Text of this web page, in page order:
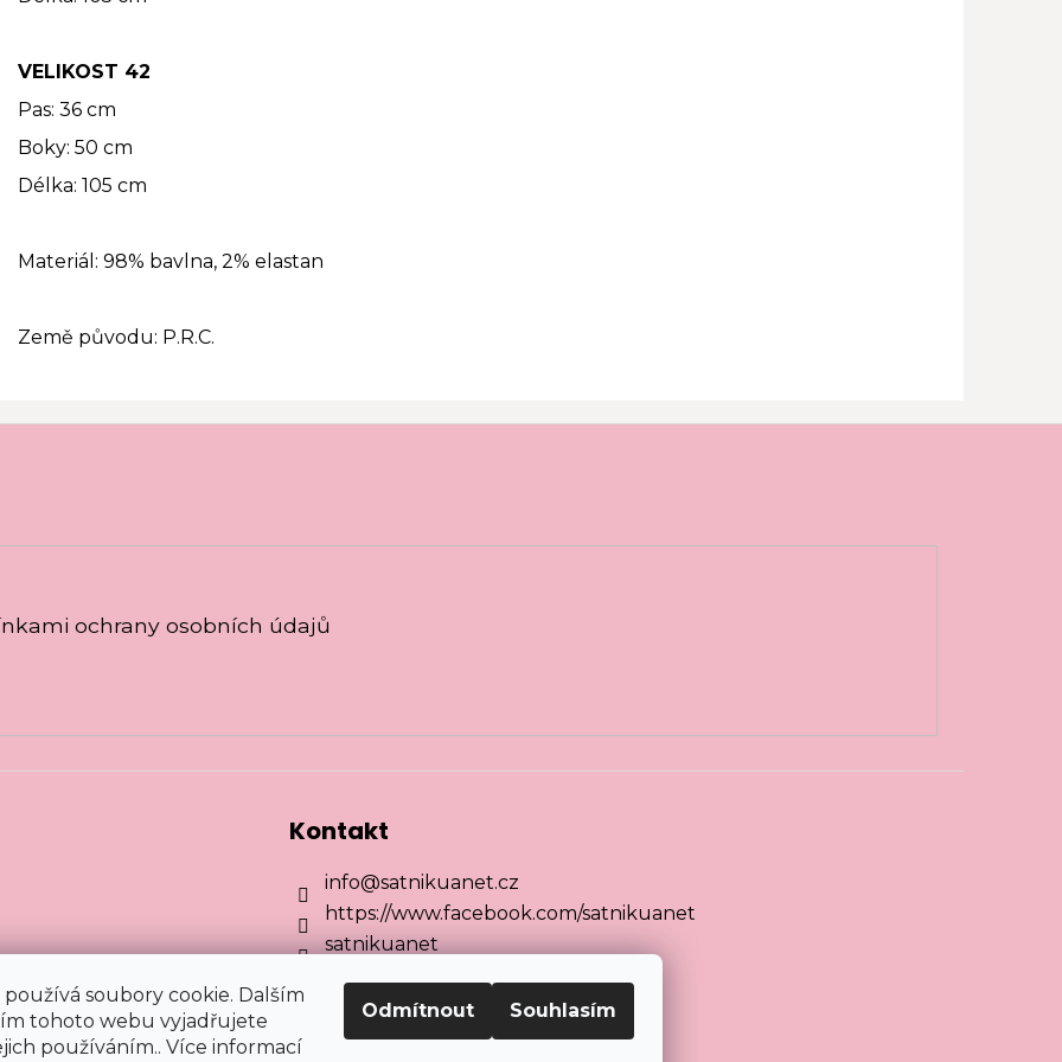
soubory cookie. Dalším
tohoto webu vyjadřujete
používáním.. Více informací
Odmítnout Souhlasím
VELIKOST 42
Pas: 36 cm
Boky: 50 cm
Délka: 105 cm
Materiál: 98% bavlna, 2% elastan
Země původu: P.R.C.
ochrany osobních údajů
Kontakt
info@satnikuanet.cz
https://www.facebook.com/satnikuanet
satnikuanet